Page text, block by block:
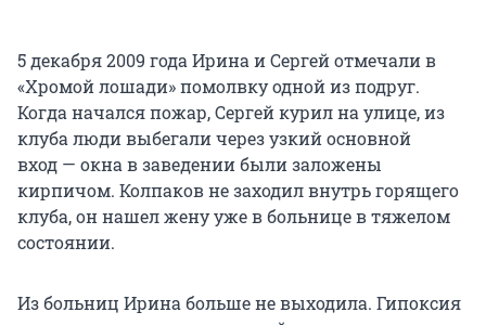
5 декабря 2009 года Ирина и Сергей отмечали в
«Хромой лошади» помолвку одной из подруг.
Когда начался пожар, Сергей курил на улице, из
клуба люди выбегали через узкий основной
вход — окна в заведении были заложены
кирпичом. Колпаков не заходил внутрь горящего
клуба, он нашел жену уже в больнице в тяжелом
состоянии.
Из больниц Ирина больше не выходила. Гипоксия